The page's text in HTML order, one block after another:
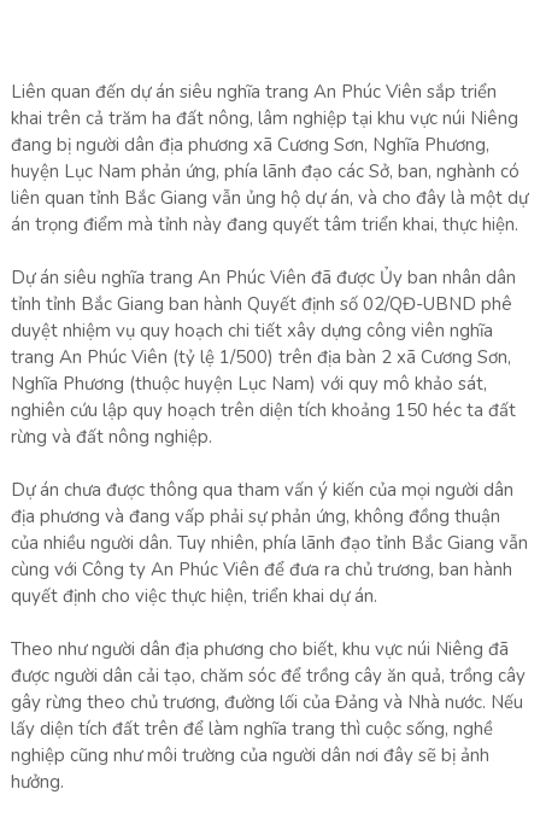
Liên quan đến dự án siêu nghĩa trang An Phúc Viên sắp triển
khai trên cả trăm ha đất nông, lâm nghiệp tại khu vực núi Niêng
đang bị người dân địa phương xã Cương Sơn, Nghĩa Phương,
huyện Lục Nam phản ứng, phía lãnh đạo các Sở, ban, nghành có
liên quan tỉnh Bắc Giang vẫn ủng hộ dự án, và cho đây là một dự
án trọng điểm mà tỉnh này đang quyết tâm triển khai, thực hiện.
Dự án siêu nghĩa trang An Phúc Viên đã được Ủy ban nhân dân
tỉnh tỉnh Bắc Giang ban hành Quyết định số 02/QĐ-UBND phê
duyệt nhiệm vụ quy hoạch chi tiết xây dựng công viên nghĩa
trang An Phúc Viên (tỷ lệ 1/500) trên địa bàn 2 xã Cương Sơn,
Nghĩa Phương (thuộc huyện Lục Nam) với quy mô khảo sát,
nghiên cứu lập quy hoạch trên diện tích khoảng 150 héc ta đất
rừng và đất nông nghiệp.
Dự án chưa được thông qua tham vấn ý kiến của mọi người dân
địa phương và đang vấp phải sự phản ứng, không đồng thuận
của nhiều người dân. Tuy nhiên, phía lãnh đạo tỉnh Bắc Giang vẫn
cùng với Công ty An Phúc Viên để đưa ra chủ trương, ban hành
quyết định cho việc thực hiện, triển khai dự án.
Theo như người dân địa phương cho biết, khu vực núi Niêng đã
được người dân cải tạo, chăm sóc để trồng cây ăn quả, trồng cây
gây rừng theo chủ trương, đường lối của Đảng và Nhà nước. Nếu
lấy diện tích đất trên để làm nghĩa trang thì cuộc sống, nghề
nghiệp cũng như môi trường của người dân nơi đây sẽ bị ảnh
hưởng.